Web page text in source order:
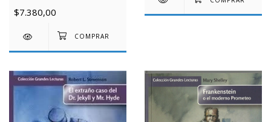
$7.380,00